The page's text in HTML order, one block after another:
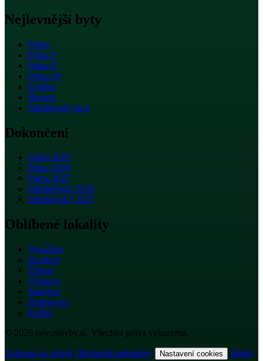
Nejlevnější byty
Praha
Praha 5
Praha 9
Praha 10
Kladno
Beroun
Středočeský kraj
Dokončení
Praha 2025
Praha 2026
Praha 2027
Středočeský 2026
Středočeský 2027
Oblíbené lokality
Vysočany
Hostivař
Žižkov
Vršovice
Smíchov
Holešovice
Karlín
© 2026 novostavby.ai. Všechna práva vyhrazena.
Ochrana os. údajů·Obchodní podmínky· Nastavení cookies ·Made